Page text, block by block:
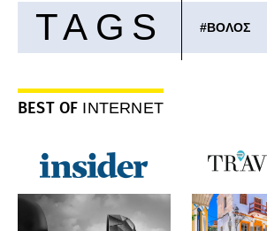
TAGS #ΒΟΛΟΣ
BEST OF INTERNET